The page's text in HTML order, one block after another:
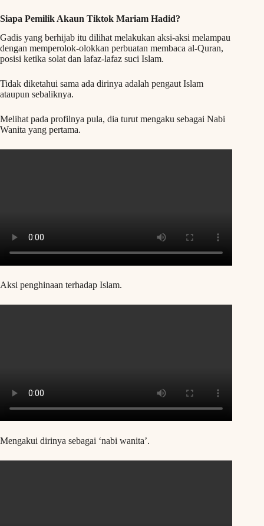
Siapa Pemilik Akaun Tiktok Mariam Hadid?
Gadis yang berhijab itu dilihat melakukan aksi-aksi melampau
dengan memperolok-olokkan perbuatan membaca al-Quran,
posisi ketika solat dan lafaz-lafaz suci Islam.
Tidak diketahui sama ada dirinya adalah pengaut Islam
ataupun sebaliknya.
Melihat pada profilnya pula, dia turut mengaku sebagai Nabi
Wanita yang pertama.
Aksi penghinaan terhadap Islam.
Mengakui dirinya sebagai ‘nabi wanita’.